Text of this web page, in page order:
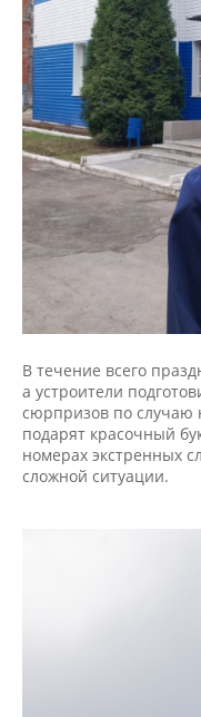
В течение всего
а устроители
сюрпризов по случаю
подарят красочный
номерах экстренных
сложной ситуации.